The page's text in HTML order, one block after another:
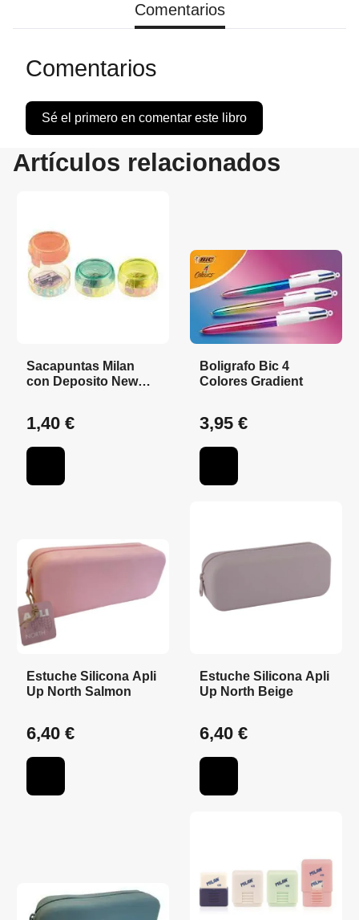
Comentarios
Comentarios
Sé el primero en comentar este libro
Artículos relacionados
Sacapuntas Milan
con Deposito New
1,40 €
Boligrafo Bic 4
Colores Gradient
3,95 €
Estuche Silicona Apli
Up North Salmon
6,40 €
Estuche Silicona Apli
Up North Beige
6,40 €